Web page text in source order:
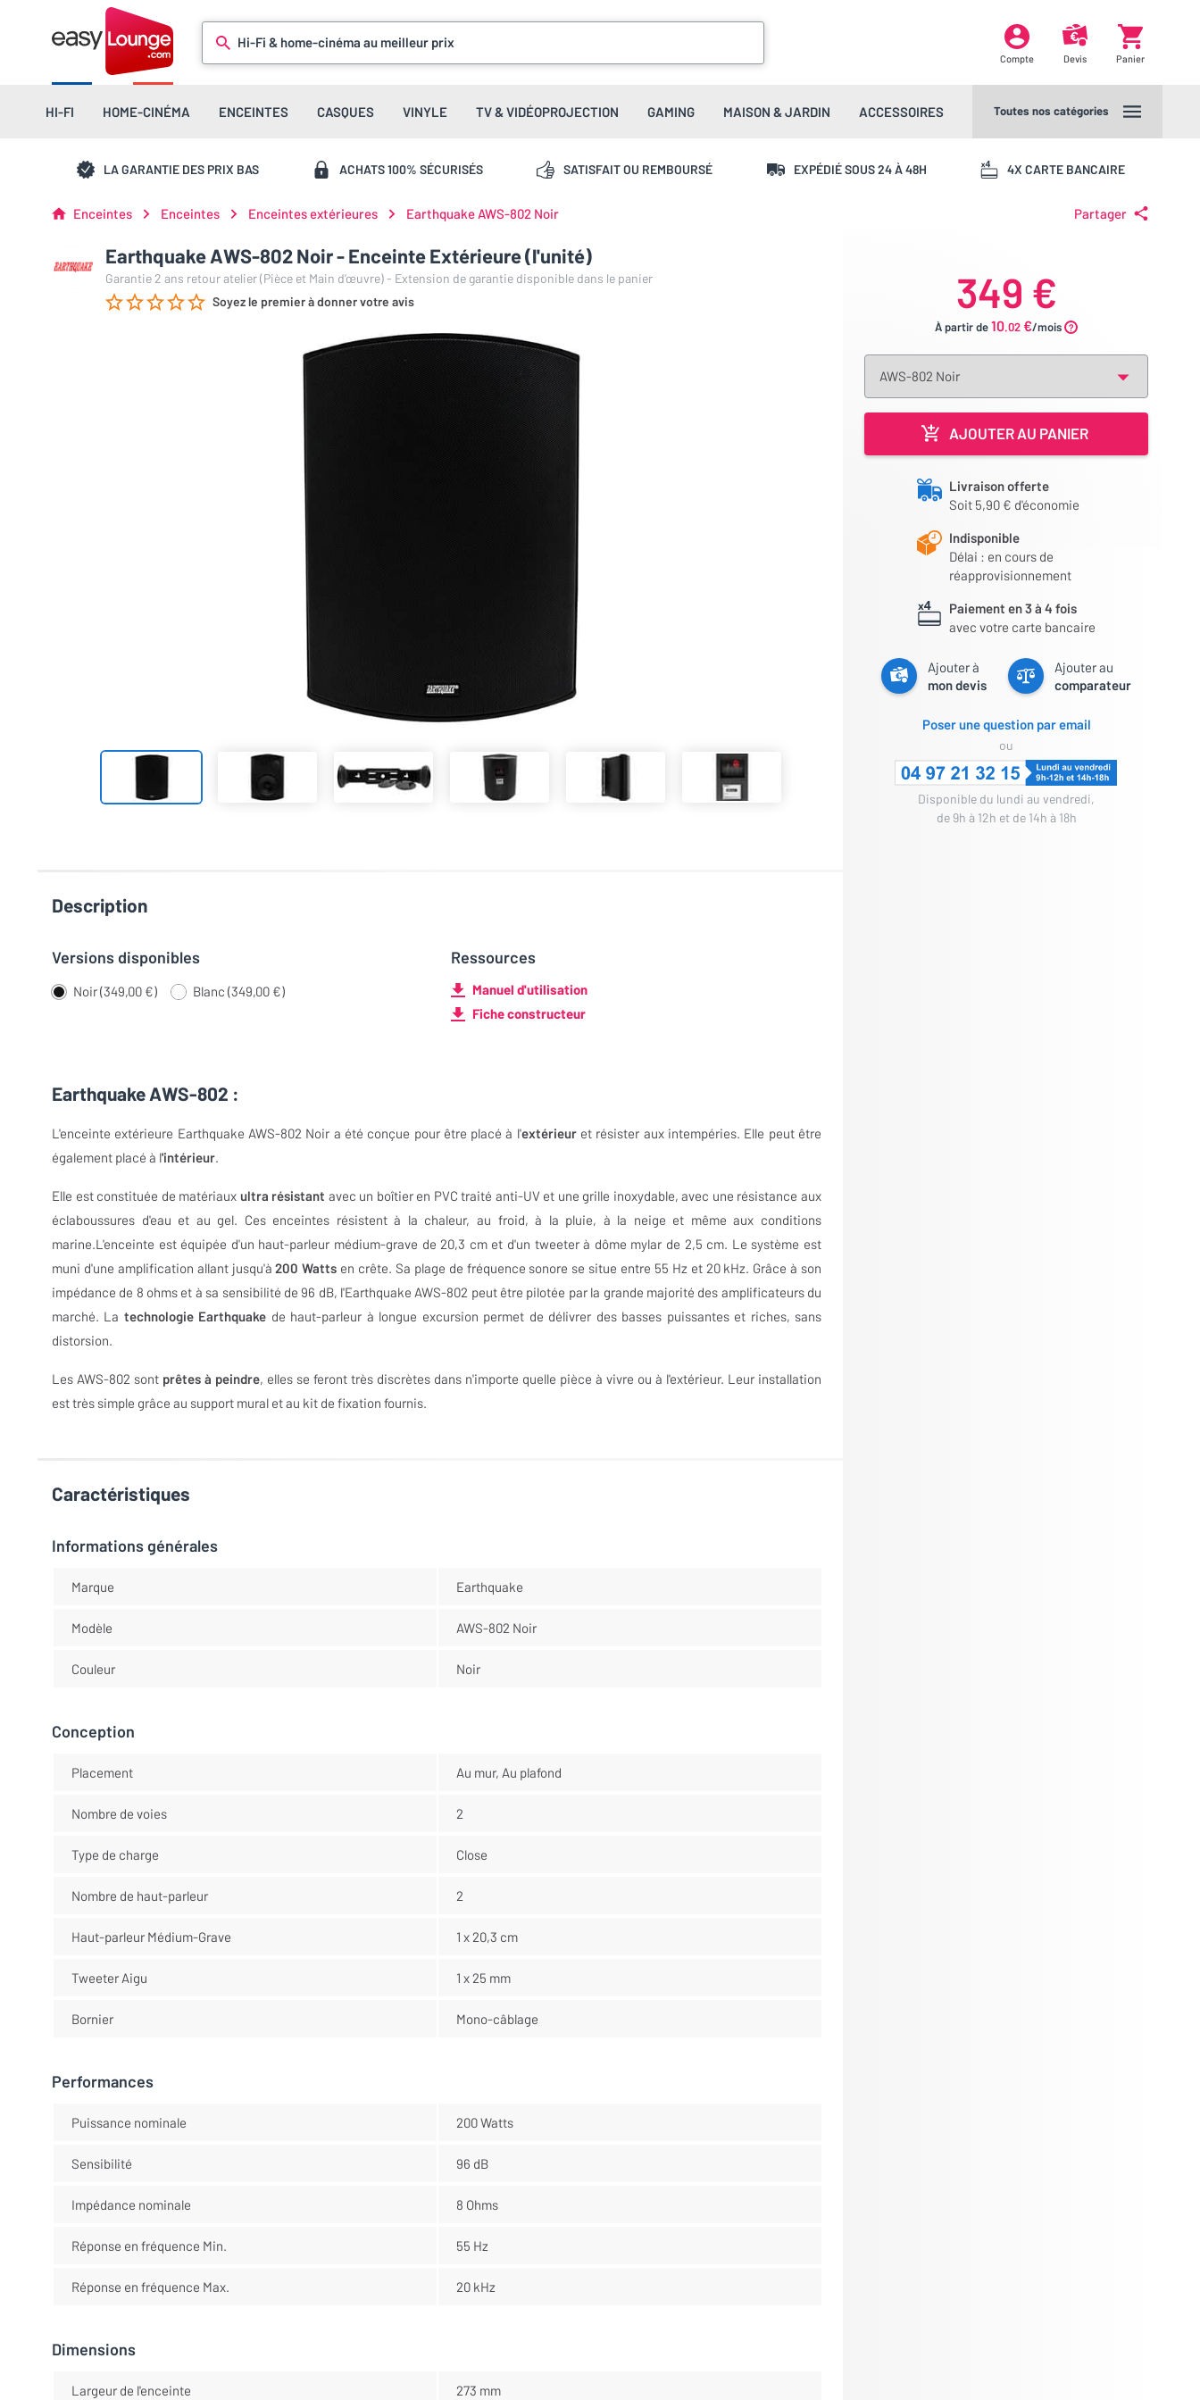
Hi-Fi & home-cinéma au meilleur prix
Compte Devis Panier
HI-FI HOME-CINÉMA ENCEINTES CASQUES VINYLE TV & VIDÉOPROJECTION GAMING MAISON & JARDIN ACCESSOIRES Toutes nos catégories
LA GARANTIE DES PRIX BAS ACHATS 100% SÉCURISÉS SATISFAIT OU REMBOURSÉ EXPÉDIÉ SOUS 24 À 48H 4X CARTE BANCAIRE
Enceintes Enceintes Enceintes extérieures Earthquake AWS-802 Noir Partager
Earthquake AWS-802 Noir - Enceinte Extérieure (l'unité)
Garantie 2 ans retour atelier (Pièce et Main d’œuvre) - Extension de garantie disponible dans le panier
Soyez le premier à donner votre avis
349 €
À partir de10.02 €/mois
AJOUTER AU PANIER
Livraison offerte
Soit 5,90 € d'économie
Indisponible
Délai : en cours de
réapprovisionnement
Paiement en 3 à 4 fois
avec votre carte bancaire
Ajouter à
mon devis
Ajouter au
comparateur
Poser une question par email
ou
Disponible du lundi au vendredi,
de 9h à 12h et de 14h à 18h
Description
Versions disponibles
Noir (349,00 €) Blanc (349,00 €)
Ressources
Manuel d'utilisation
Fiche constructeur
Earthquake AWS-802 :
L'enceinte extérieure Earthquake AWS-802 Noir a été conçue pour être placé à l'extérieuret résister aux intempéries. Elle peut être
également placé à l'intérieur.
Elle est constituée de matériaux ultra résistant avec un boîtier en PVC traité anti-UV et une grille inoxydable, avec une résistance aux
éclaboussures d'eau et au gel. Ces enceintes résistent à la chaleur, au froid, à la pluie, à la neige et même aux conditions
marine.L'enceinte est équipée d'un haut-parleur médium-grave de 20,3 cm et d'un tweeter à dôme mylar de 2,5 cm. Le système est
muni d'une amplification allant jusqu'à200 Watts en crête. Sa plage de fréquence sonore se situe entre 55 Hz et 20 kHz. Grâce à son
impédance de 8 ohms et à sa sensibilité de 96 dB, l'Earthquake AWS-802 peut être pilotée par la grande majorité des amplificateurs du
marché. La technologie Earthquake de haut-parleur à longue excursion permet de délivrer des basses puissantes et riches, sans
distorsion.
Les AWS-802 sont prêtes à peindre, elles se feront très discrètes dans n'importe quelle pièce à vivre ou à l'extérieur. Leur installation
est très simple grâce au support mural et au kit de fixation fournis.
Caractéristiques
Informations générales
Marque Earthquake
Modèle AWS-802 Noir
Couleur Noir
Conception
Placement Au mur, Au plafond
Nombre de voies 2
Type de charge Close
Nombre de haut-parleur 2
Haut-parleur Médium-Grave 1 x 20,3 cm
Tweeter Aigu 1 x 25 mm
Bornier Mono-câblage
Performances
Puissance nominale 200 Watts
Sensibilité 96 dB
Impédance nominale 8 Ohms
Réponse en fréquence Min. 55 Hz
Réponse en fréquence Max. 20 kHz
Dimensions
Largeur de l'enceinte 273 mm